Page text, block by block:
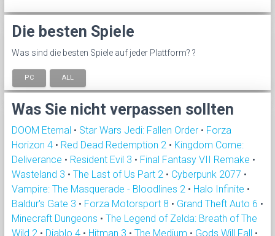
Die besten Spiele
Was sind die besten Spiele auf jeder Plattform? ?
PC ALL
Was Sie nicht verpassen sollten
DOOM Eternal • Star Wars Jedi: Fallen Order • Forza
Horizon 4 • Red Dead Redemption 2 • Kingdom Come:
Deliverance • Resident Evil 3 • Final Fantasy VII Remake •
Wasteland 3 • The Last of Us Part 2 • Cyberpunk 2077 •
Vampire: The Masquerade - Bloodlines 2 • Halo Infinite •
Baldur's Gate 3 • Forza Motorsport 8 • Grand Theft Auto 6 •
Minecraft Dungeons • The Legend of Zelda: Breath of The
Wild 2 • Diablo 4 • Hitman 3 • The Medium • Gods Will Fall •